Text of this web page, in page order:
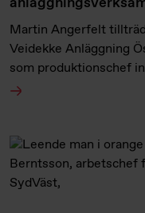
Martin Angerfelt
Veidekke Anläggning
som produktionschef